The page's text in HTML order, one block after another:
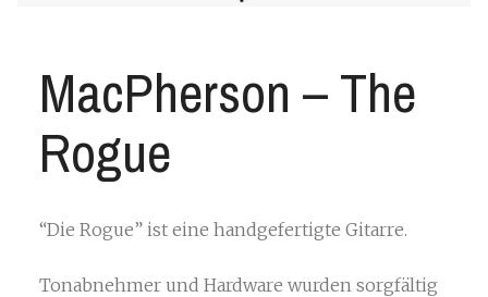
MacPherson – The
Rogue
“Die Rogue” ist eine handgefertigte Gitarre.
Tonabnehmer und Hardware wurden sorgfältig